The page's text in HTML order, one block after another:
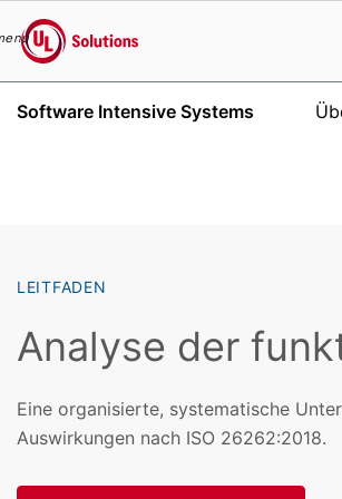
UL Solutions
Software Intensive Systems
LEITFADEN
Analyse der
Eine organisierte, systematische
Auswirkungen nach ISO 26262:2018.